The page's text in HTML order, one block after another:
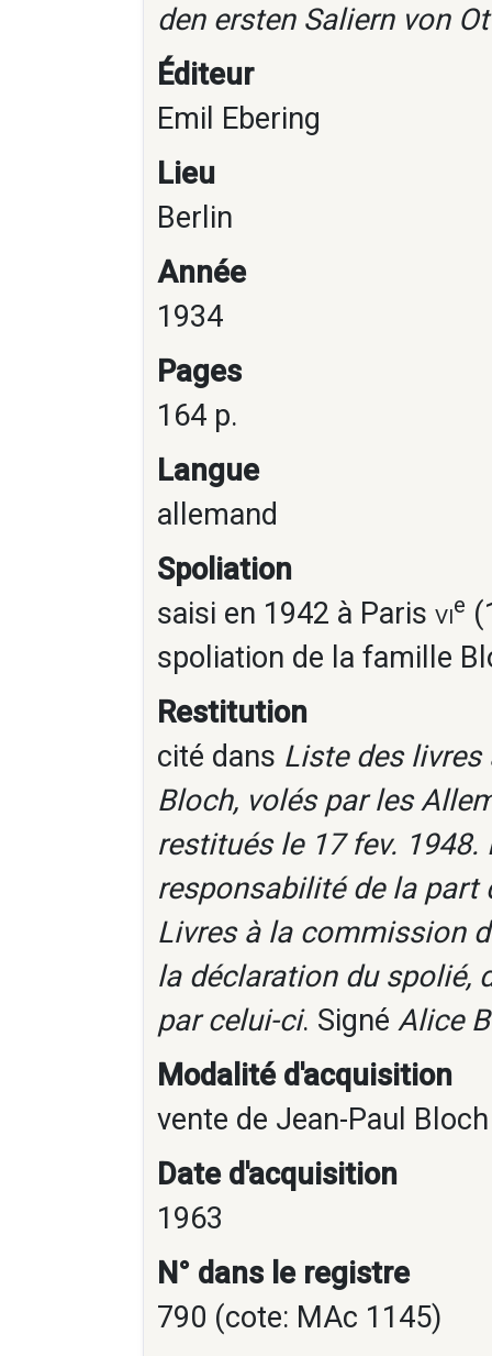
den ersten Saliern von
Éditeur
Emil Ebering
Lieu
Berlin
Année
1934
Pages
164 p.
Langue
allemand
Spoliation
saisi en 1942 à Paris vie
spoliation de la famille
Restitution
cité dans Liste des
Bloch, volés par les
restitués le 17 fev.
responsabilité de la
Livres à la commission
la déclaration du spolié,
par celui-ci. Signé Alice
Modalité d'acquisition
vente de Jean-Paul
Date d'acquisition
1963
N° dans le registre
790 (cote: MAc 1145)